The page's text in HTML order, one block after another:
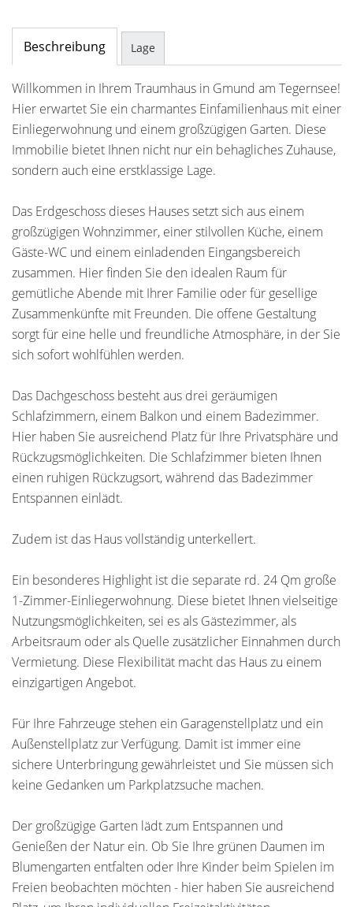
Beschreibung Lage
Willkommen in Ihrem Traumhaus in Gmund am Tegernsee!
Hier erwartet Sie ein charmantes Einfamilienhaus mit einer
Einliegerwohnung und einem großzügigen Garten. Diese
Immobilie bietet Ihnen nicht nur ein behagliches Zuhause,
sondern auch eine erstklassige Lage.
Das Erdgeschoss dieses Hauses setzt sich aus einem
großzügigen Wohnzimmer, einer stilvollen Küche, einem
Gäste-WC und einem einladenden Eingangsbereich
zusammen. Hier finden Sie den idealen Raum für
gemütliche Abende mit Ihrer Familie oder für gesellige
Zusammenkünfte mit Freunden. Die offene Gestaltung
sorgt für eine helle und freundliche Atmosphäre, in der Sie
sich sofort wohlfühlen werden.
Das Dachgeschoss besteht aus drei geräumigen
Schlafzimmern, einem Balkon und einem Badezimmer.
Hier haben Sie ausreichend Platz für Ihre Privatsphäre und
Rückzugsmöglichkeiten. Die Schlafzimmer bieten Ihnen
einen ruhigen Rückzugsort, während das Badezimmer
Entspannen einlädt.
Zudem ist das Haus vollständig unterkellert.
Ein besonderes Highlight ist die separate rd. 24 Qm große
1-Zimmer-Einliegerwohnung. Diese bietet Ihnen vielseitige
Nutzungsmöglichkeiten, sei es als Gästezimmer, als
Arbeitsraum oder als Quelle zusätzlicher Einnahmen durch
Vermietung. Diese Flexibilität macht das Haus zu einem
einzigartigen Angebot.
Für Ihre Fahrzeuge stehen ein Garagenstellplatz und ein
Außenstellplatz zur Verfügung. Damit ist immer eine
sichere Unterbringung gewährleistet und Sie müssen sich
keine Gedanken um Parkplatzsuche machen.
Der großzügige Garten lädt zum Entspannen und
Genießen der Natur ein. Ob Sie Ihre grünen Daumen im
Blumengarten entfalten oder Ihre Kinder beim Spielen im
Freien beobachten möchten - hier haben Sie ausreichend